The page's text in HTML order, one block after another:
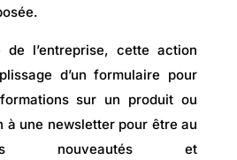
l’entreprise, cette action
d’un formulaire pour
sur un produit ou
une newsletter pour être au
nouveautés et